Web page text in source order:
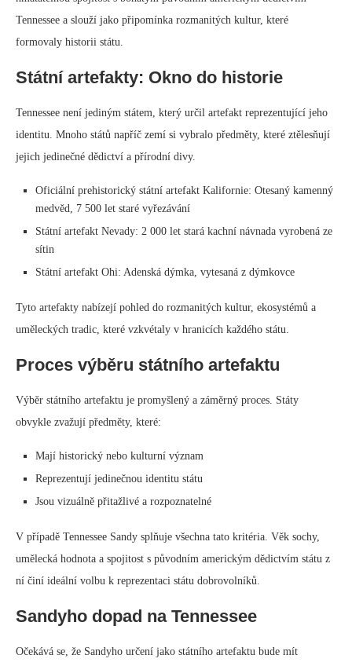
Tennessee a slouží jako připomínka rozmanitých kultur, které
formovaly historii státu.
Státní artefakty: Okno do historie
Tennessee není jediným státem, který určil artefakt reprezentující jeho
identitu. Mnoho států napříč zemí si vybralo předměty, které ztělesňují
jejich jedinečné dědictví a přírodní divy.
Oficiální prehistorický státní artefakt Kalifornie: Otesaný kamenný
medvěd, 7 500 let staré vyřezávání
Státní artefakt Nevady: 2 000 let stará kachní návnada vyrobená ze
sítin
Státní artefakt Ohi: Adenská dýmka, vytesaná z dýmkovce
Tyto artefakty nabízejí pohled do rozmanitých kultur, ekosystémů a
uměleckých tradic, které vzkvétaly v hranicích každého státu.
Proces výběru státního artefaktu
Výběr státního artefaktu je promyšlený a záměrný proces. Státy
obvykle zvažují předměty, které:
Mají historický nebo kulturní význam
Reprezentují jedinečnou identitu státu
Jsou vizuálně přitažlivé a rozpoznatelné
V případě Tennessee Sandy splňuje všechna tato kritéria. Věk sochy,
umělecká hodnota a spojitost s původním americkým dědictvím státu z
ní činí ideální volbu k reprezentaci státu dobrovolníků.
Sandyho dopad na Tennessee
Očekává se, že Sandyho určení jako státního artefaktu bude mít